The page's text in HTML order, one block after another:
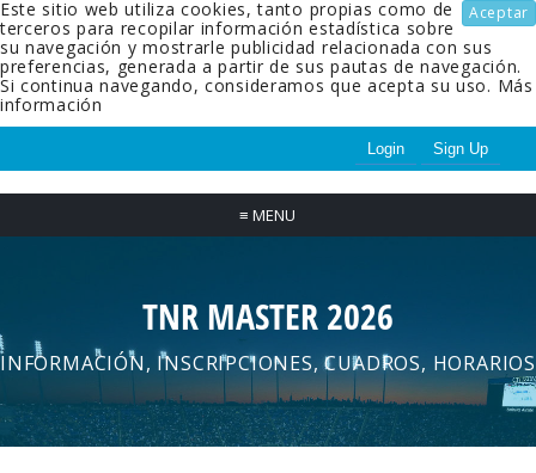
Aceptar
Este sitio web utiliza cookies, tanto propias como de
terceros para recopilar información estadística sobre
su navegación y mostrarle publicidad relacionada con sus
preferencias, generada a partir de sus pautas de navegación.
Si continua navegando, consideramos que acepta su uso. Más
información
Login Sign Up
≡ MENU
TNR MASTER 2026
INFORMACIÓN, INSCRIPCIONES, CUADROS, HORARIOS